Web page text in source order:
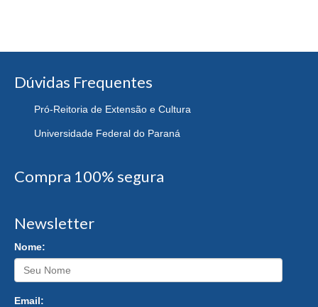
Dúvidas Frequentes
Pró-Reitoria de Extensão e Cultura
Universidade Federal do Paraná
Compra 100% segura
Newsletter
Nome:
Email: